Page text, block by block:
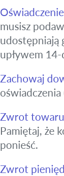
musisz
udostępniają
upływem
Zachowaj
Zwrot
Pamiętaj, że
ponieść.
Zwrot